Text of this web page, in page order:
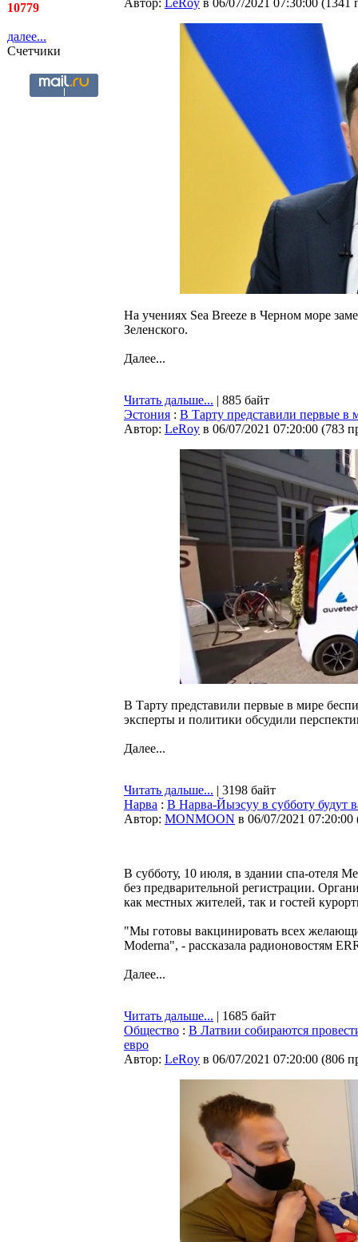
10779
далее...
Счетчики
Автор: LeRoy в 06/07/2021 07:30:00 (
На учениях Sea Breeze в Черном море
Зеленского.
Далее...
Читать дальше... | 885 байт
Эстония : В Тарту представили первые в
Автор: LeRoy в 06/07/2021 07:20:00 (783
В Тарту представили первые в мире
эксперты и политики обсудили
Далее...
Читать дальше... | 3198 байт
Нарва : В Нарва-Йыэсуу в субботу будут
Автор: MONMOON в 06/07/2021 07:20:00
В субботу, 10 июля, в здании спа-отеля
без предварительной регистрации.
как местных жителей, так и гостей
"Мы готовы вакцинировать всех
Moderna", - рассказала радионовостям
Далее...
Читать дальше... | 1685 байт
Общество : В Латвии собираются
евро
Автор: LeRoy в 06/07/2021 07:20:00 (806